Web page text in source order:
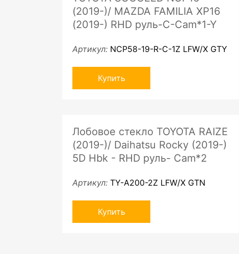
(2019-)/ MAZDA FAMILIA XP16
(2019-) RHD руль-C-Cam*1-Y
Артикул: NCP58-19-R-C-1Z LFW/X GTY
Купить
Лобовое стекло TOYOTA RAIZE
(2019-)/ Daihatsu Rocky (2019-)
5D Hbk - RHD руль- Cam*2
Артикул: TY-A200-2Z LFW/X GTN
Купить